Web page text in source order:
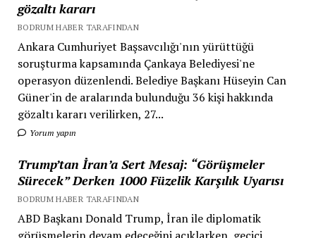
gözaltı kararı
BODRUM HABER TARAFINDAN
Ankara Cumhuriyet Başsavcılığı'nın yürüttüğü
soruşturma kapsamında Çankaya Belediyesi'ne
operasyon düzenlendi. Belediye Başkanı Hüseyin Can
Güner'in de aralarında bulunduğu 36 kişi hakkında
gözaltı kararı verilirken, 27...
Yorum yapın
Trump’tan İran’a Sert Mesaj: “Görüşmeler
Sürecek” Derken 1000 Füzelik Karşılık Uyarısı
BODRUM HABER TARAFINDAN
ABD Başkanı Donald Trump, İran ile diplomatik